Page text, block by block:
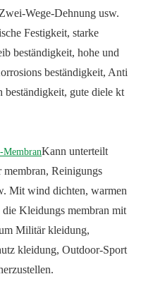
Wege-Dehnung usw.
Festigkeit, starke
beständigkeit, hohe und
beständigkeit, Anti
beständigkeit, gute diele kt
MembranKann unterteilt
membran, Reinigungs
Mit wind dichten, warmen
Kleidungs membran mit
Militär kleidung,
kleidung, Outdoor-Sport